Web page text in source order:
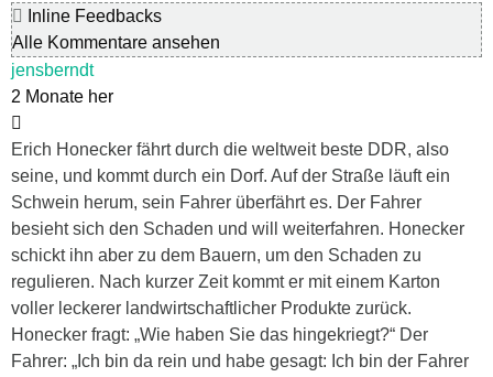
Inline Feedbacks
Alle Kommentare ansehen
jensberndt
2 Monate her
Erich Honecker fährt durch die weltweit beste DDR, also
seine, und kommt durch ein Dorf. Auf der Straße läuft ein
Schwein herum, sein Fahrer überfährt es. Der Fahrer
besieht sich den Schaden und will weiterfahren. Honecker
schickt ihn aber zu dem Bauern, um den Schaden zu
regulieren. Nach kurzer Zeit kommt er mit einem Karton
voller leckerer landwirtschaftlicher Produkte zurück.
Honecker fragt: „Wie haben Sie das hingekriegt?“ Der
Fahrer: „Ich bin da rein und habe gesagt: Ich bin der Fahrer